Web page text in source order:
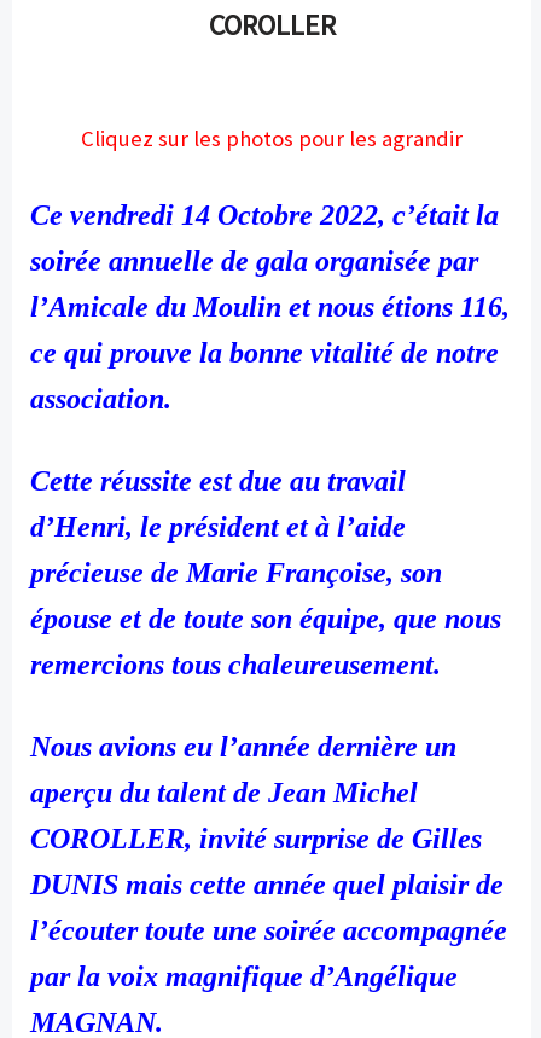
COROLLER
Cliquez sur les photos pour les agrandir
Ce vendredi 14 Octobre 2022, c’était la
soirée annuelle de gala organisée par
l’Amicale du Moulin et nous étions 116,
ce qui prouve la bonne vitalité de notre
association.
Cette réussite est due au travail
d’Henri, le président et à l’aide
précieuse de Marie Françoise, son
épouse et de toute son équipe, que nous
remercions tous chaleureusement.
Nous avions eu l’année dernière un
aperçu du talent de Jean Michel
COROLLER, invité surprise de Gilles
DUNIS mais cette année quel plaisir de
l’écouter toute une soirée accompagnée
par la voix magnifique d’Angélique
MAGNAN.